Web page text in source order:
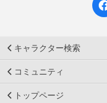
キャラクター検索
コミュニティ
トップページ